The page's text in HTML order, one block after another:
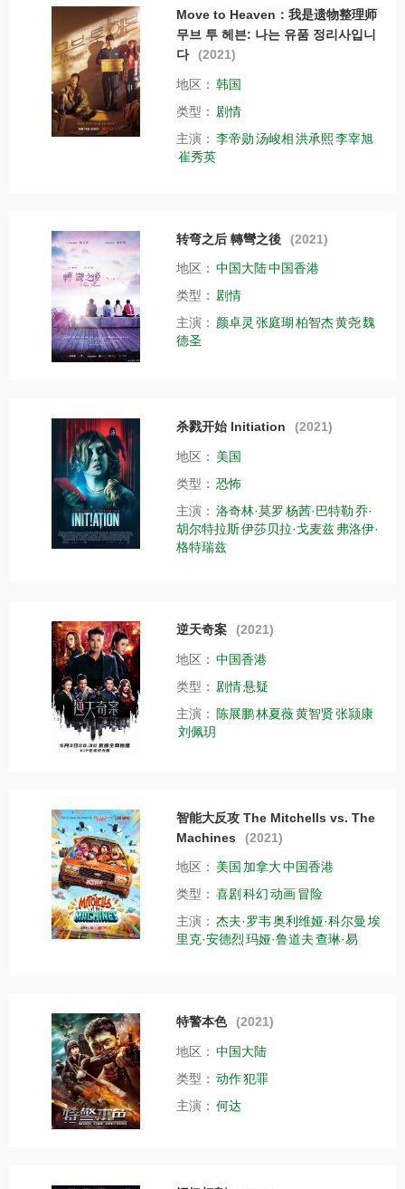
Move to Heaven：我是遗物整理师
무브 투 헤븐: 나는 유품 정리사입니
다
(2021)
地区： 韩国
类型： 剧情
主演： 李帝勋汤峻相洪承熙李宰旭
崔秀英
转弯之后 轉彎之後 (2021)
地区： 中国大陆中国香港
类型： 剧情
主演： 颜卓灵 张庭瑚柏智杰黄尧魏
德圣
杀戮开始 Initiation (2021)
地区： 美国
类型： 恐怖
主演： 洛奇林·莫罗杨茜·巴特勒乔·
胡尔特拉斯伊莎贝拉·戈麦兹弗洛伊·
格特瑞兹
逆天奇案 (2021)
地区： 中国香港
类型： 剧情悬疑
主演：
陈展鹏林夏薇黄智贤张颕康
刘佩玥
智能大反攻 The Mitchells vs. The
Machines
(2021)
地区： 美国 加拿大中国香港
类型： 喜剧 科幻动画冒险
主演： 杰夫·罗韦奥利维娅·科尔曼 埃
里克·安德烈玛娅·鲁道夫查琳·易
特警本色 (2021)
地区： 中国大陆
类型： 动作犯罪
主演： 何达